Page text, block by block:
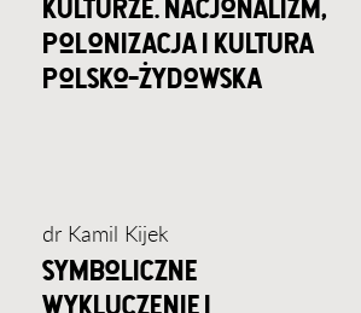
kulturze. nacjonalizm,
polonizacja i kultura
polsko-żydowska
dr Kamil Kijek
symboliczne
wykluczenie i